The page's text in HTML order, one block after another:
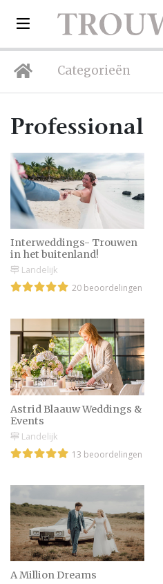
Categorieën
Professionals
Interweddings- Trouwen
in het buitenland!
Landelijk
20 beoordelingen
Astrid Blaauw Weddings &
Events
Landelijk
13 beoordelingen
A Million Dreams